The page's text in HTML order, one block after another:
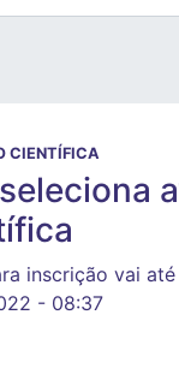
CIENTÍFICA
inscrição vai
- 08:37